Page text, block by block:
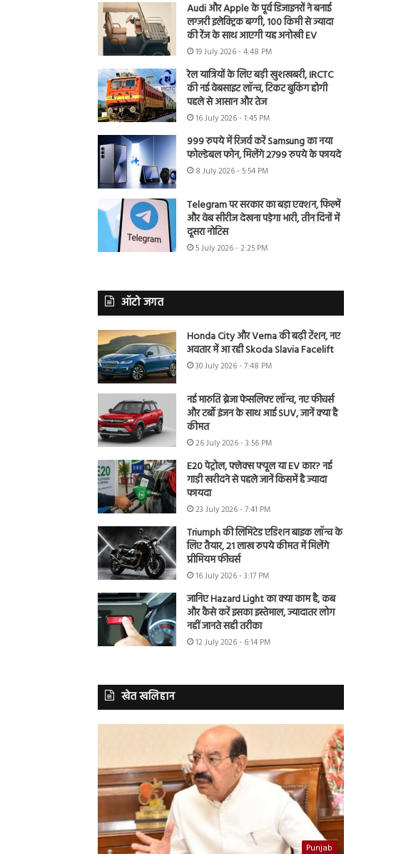
Audi और Apple के पूर्व डिजाइनरों ने बनाई
लग्जरी इलेक्ट्रिक बग्गी, 100 किमी से ज्यादा
की रेंज के साथ आएगी यह अनोखी EV
19 July 2026 - 4:48 PM
रेल यात्रियों के लिए बड़ी खुशखबरी, IRCTC
की नई वेबसाइट लॉन्च, टिकट बुकिंग होगी
पहले से आसान और तेज
16 July 2026 - 1:45 PM
999 रुपये में रिजर्व करें Samsung का नया
फोल्डेबल फोन, मिलेंगे 2799 रुपये के फायदे
8 July 2026 - 5:54 PM
Telegram पर सरकार का बड़ा एक्शन, फिल्में
और वेब सीरीज देखना पड़ेगा भारी, तीन दिनों में
दूसरा नोटिस
5 July 2026 - 2:25 PM
ऑटो जगत
Honda City और Verna की बढ़ी टेंशन, नए
अवतार में आ रही Skoda Slavia Facelift
30 July 2026 - 7:48 PM
नई मारुति ब्रेजा फेसलिफ्ट लॉन्च, नए फीचर्स
और टर्बो इंजन के साथ आई SUV, जानें क्या है
कीमत
26 July 2026 - 3:56 PM
E20 पेट्रोल, फ्लेक्स फ्यूल या EV कार? नई
गाड़ी खरीदने से पहले जानें किसमें है ज्यादा
फायदा
23 July 2026 - 7:41 PM
Triumph की लिमिटेड एडिशन बाइक लॉन्च के
लिए तैयार, 21 लाख रुपये कीमत में मिलेंगे
प्रीमियम फीचर्स
16 July 2026 - 3:17 PM
जानिए Hazard Light का क्या काम है, कब
और कैसे करें इसका इस्तेमाल, ज्यादातर लोग
नहीं जानते सही तरीका
12 July 2026 - 6:14 PM
खेत खलिहान
Punjab